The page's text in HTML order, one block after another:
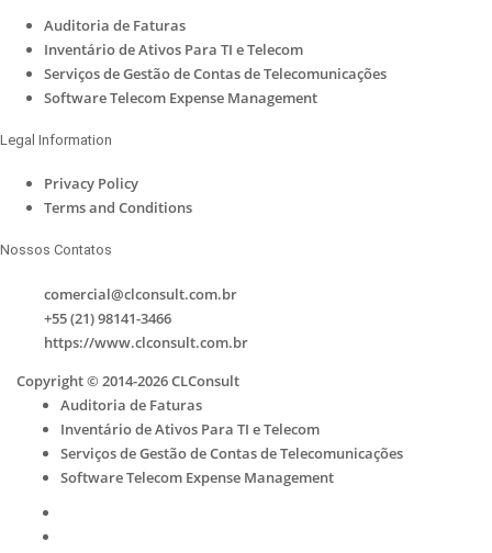
Auditoria de Faturas
Inventário de Ativos Para TI e Telecom
Serviços de Gestão de Contas de Telecomunicações
Software Telecom Expense Management
Legal Information
Privacy Policy
Terms and Conditions
Nossos Contatos
comercial@clconsult.com.br
+55 (21) 98141-3466
https://www.clconsult.com.br
Copyright © 2014-2026 CLConsult
Auditoria de Faturas
Inventário de Ativos Para TI e Telecom
Serviços de Gestão de Contas de Telecomunicações
Software Telecom Expense Management